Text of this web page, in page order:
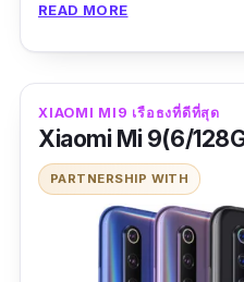
ข้อดี
Vooc Flash Charge
โมงนิดๆ
โหมด Ultra Night
ชัดและ Noise น้อยมา
READ MORE
XIAOMI MI9 เรือธงที่ดีที่สุด
Xiaomi Mi 9(6/
PARTNERSHIP WITH